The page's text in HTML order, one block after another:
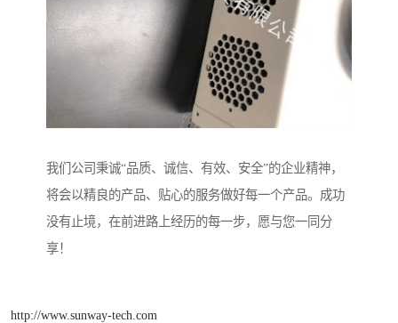
我们公司秉诚“品质、诚信、有效、安全”的企业精神，
将会以精良的产品、贴心的服务做好每一个产品。成功
没有止境，在前进路上经历的每一步，愿与您一同分
享！
http://www.sunway-tech.com